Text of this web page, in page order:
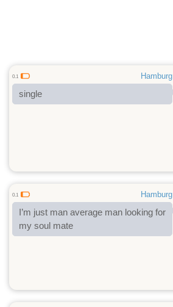
Hamburg
0.1
single
Hamburg
0.1
I’m just man average man looking for
my soul mate